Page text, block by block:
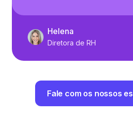
Helena
Diretora de RH
Fale com os nossos